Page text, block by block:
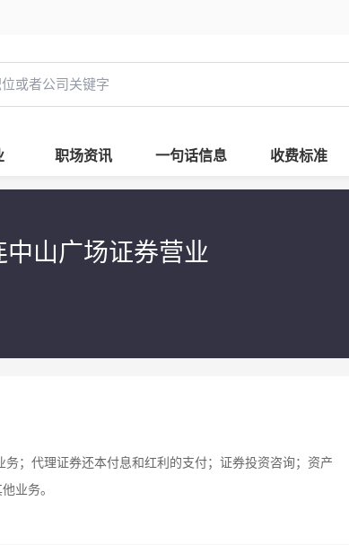
职场资讯 一句话信息 收费标准
山广场证券营业
；代理证券还本付息和红利的支付；证券投资咨询；资产
业务。